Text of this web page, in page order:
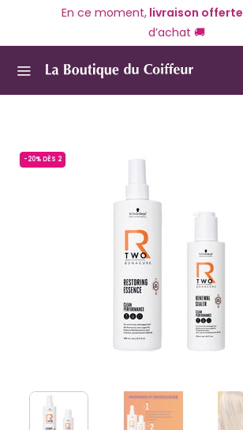
En ce moment,livraison offerte
d’achat 🚚
-20% DÈS 2